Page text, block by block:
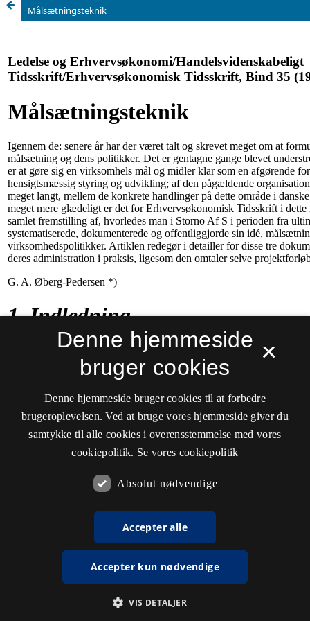
Målsætningsteknik
×
Denne hjemmeside
bruger cookies
Denne hjemmeside bruger cookies til at forbedre
brugeroplevelsen. Ved at bruge vores hjemmeside giver du
samtykke til alle cookies i overensstemmelse med vores
cookiepolitik. Se vores cookiepolitik
Absolut nødvendige
Accepter alle
Accepter kun nødvendige
VIS DETALJER